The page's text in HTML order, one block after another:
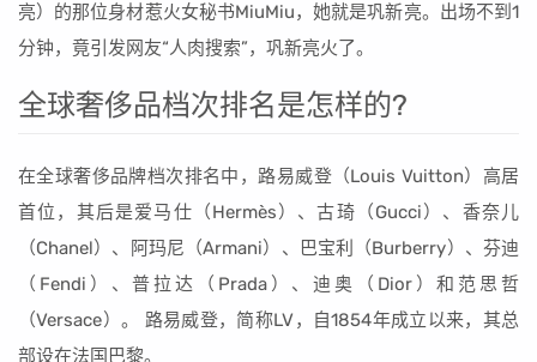
亮）的那位身材惹火女秘书MiuMiu，她就是巩新亮。出场不到1
分钟，竟引发网友“人肉搜索”，巩新亮火了。
全球奢侈品档次排名是怎样的?
在全球奢侈品牌档次排名中，路易威登（Louis Vuitton）高居
首位，其后是爱马仕（Hermès）、古琦（Gucci）、香奈儿
（Chanel）、阿玛尼（Armani）、巴宝利（Burberry）、芬迪
（Fendi）、普拉达（Prada）、迪奥（Dior）和范思哲
（Versace）。 路易威登，简称LV，自1854年成立以来，其总
部设在法国巴黎。